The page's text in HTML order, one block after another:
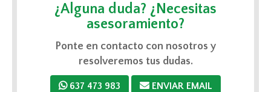
¿Alguna duda? ¿Necesitas
asesoramiento?
Ponte en contacto con nosotros y
resolveremos tus dudas.
637 473 983 ENVIAR EMAIL